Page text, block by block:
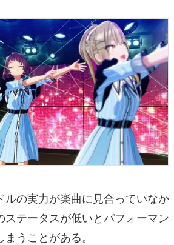
ルの実力が楽曲に見合っていなか
ステータスが低いとパフォーマン
うことがある。